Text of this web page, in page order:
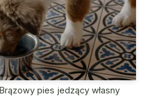
Brązowy pies jedzący własny